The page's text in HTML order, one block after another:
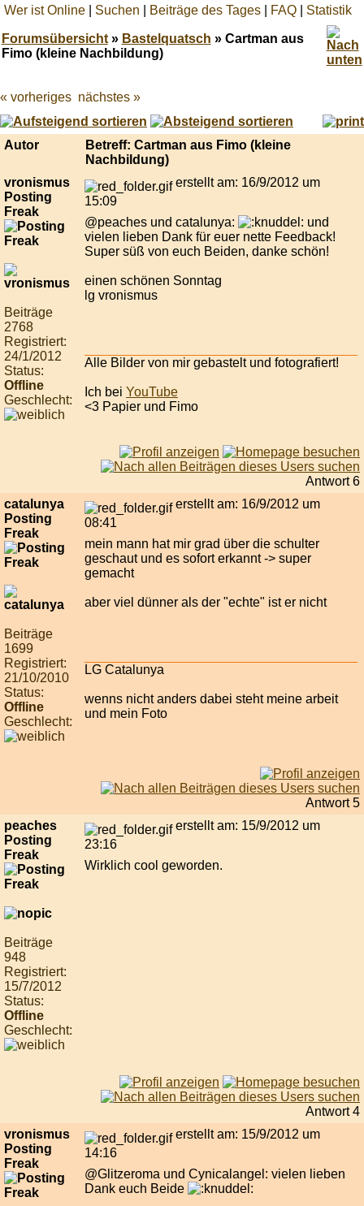
Wer ist Online Suchen Beiträge des Tages FAQ Statistik
Forumsübersicht» Bastelquatsch » Cartman aus
Fimo (kleine Nachbildung)
Best
online
live
casino
« vorheriges nächstes »
Autor
Betreff: Cartman aus Fimo (kleine
Nachbildung)
vronismus
Posting
Freak
Beiträge
2768
Registriert:
24/1/2012
Status:
Offline
Geschlecht:
erstellt am: 16/9/2012 um
15:09
@peaches und catalunya:
und
vielen lieben Dank für euer nette Feedback!
Super süß von euch Beiden, danke schön!
einen schönen Sonntag
lg vronismus
Alle Bilder von mir gebastelt und fotografiert!
Ich bei YouTube
<3 Papier und Fimo
Antwort 6
catalunya
Posting
Freak
Beiträge
1699
Registriert:
21/10/2010
Status:
Offline
Geschlecht:
erstellt am: 16/9/2012 um
08:41
mein mann hat mir grad über die schulter
geschaut und es sofort erkannt -> super
gemacht
aber viel dünner als der "echte" ist er nicht
LG Catalunya
wenns nicht anders dabei steht meine arbeit
und mein Foto
Antwort 5
peaches
Posting
Freak
Beiträge
948
Registriert:
15/7/2012
Status:
Offline
Geschlecht:
erstellt am: 15/9/2012 um
23:16
Wirklich cool geworden.
Antwort 4
vronismus
Posting
Freak
erstellt am: 15/9/2012 um
14:16
@Glitzeroma und Cynicalangel: vielen lieben
Dank euch Beide